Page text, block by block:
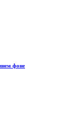
фоне